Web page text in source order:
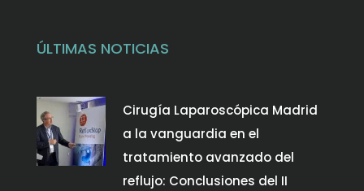
ÚLTIMAS NOTICIAS
Cirugía Laparoscópica Madrid
a la vanguardia en el
tratamiento avanzado del
reflujo: Conclusiones del II